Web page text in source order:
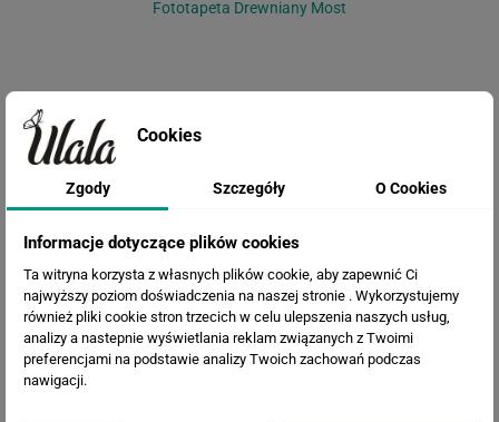
Fototapeta Drewniany Most
Fototapeta Tunel z bluszczem
Cookies
Zgody Szczegóły O Cookies
Informacje dotyczące plików cookies
Ta witryna korzysta z własnych plików cookie, aby zapewnić Ci
najwyższy poziom doświadczenia na naszej stronie . Wykorzystujemy
również pliki cookie stron trzecich w celu ulepszenia naszych usług,
analizy a nastepnie wyświetlania reklam związanych z Twoimi
preferencjami na podstawie analizy Twoich zachowań podczas
nawigacji.